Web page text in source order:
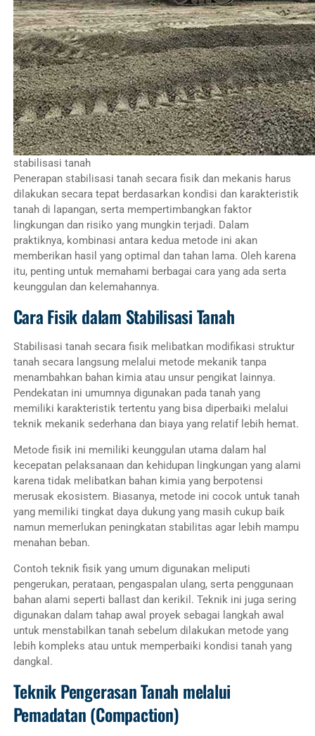
stabilisasi tanah
Penerapan stabilisasi tanah secara fisik dan mekanis harus
dilakukan secara tepat berdasarkan kondisi dan karakteristik
tanah di lapangan, serta mempertimbangkan faktor
lingkungan dan risiko yang mungkin terjadi. Dalam
praktiknya, kombinasi antara kedua metode ini akan
memberikan hasil yang optimal dan tahan lama. Oleh karena
itu, penting untuk memahami berbagai cara yang ada serta
keunggulan dan kelemahannya.
Cara Fisik dalam Stabilisasi Tanah
Stabilisasi tanah secara fisik melibatkan modifikasi struktur
tanah secara langsung melalui metode mekanik tanpa
menambahkan bahan kimia atau unsur pengikat lainnya.
Pendekatan ini umumnya digunakan pada tanah yang
memiliki karakteristik tertentu yang bisa diperbaiki melalui
teknik mekanik sederhana dan biaya yang relatif lebih hemat.
Metode fisik ini memiliki keunggulan utama dalam hal
kecepatan pelaksanaan dan kehidupan lingkungan yang alami
karena tidak melibatkan bahan kimia yang berpotensi
merusak ekosistem. Biasanya, metode ini cocok untuk tanah
yang memiliki tingkat daya dukung yang masih cukup baik
namun memerlukan peningkatan stabilitas agar lebih mampu
menahan beban.
Contoh teknik fisik yang umum digunakan meliputi
pengerukan, perataan, pengaspalan ulang, serta penggunaan
bahan alami seperti ballast dan kerikil. Teknik ini juga sering
digunakan dalam tahap awal proyek sebagai langkah awal
untuk menstabilkan tanah sebelum dilakukan metode yang
lebih kompleks atau untuk memperbaiki kondisi tanah yang
dangkal.
Teknik Pengerasan Tanah melalui
Pemadatan (Compaction)